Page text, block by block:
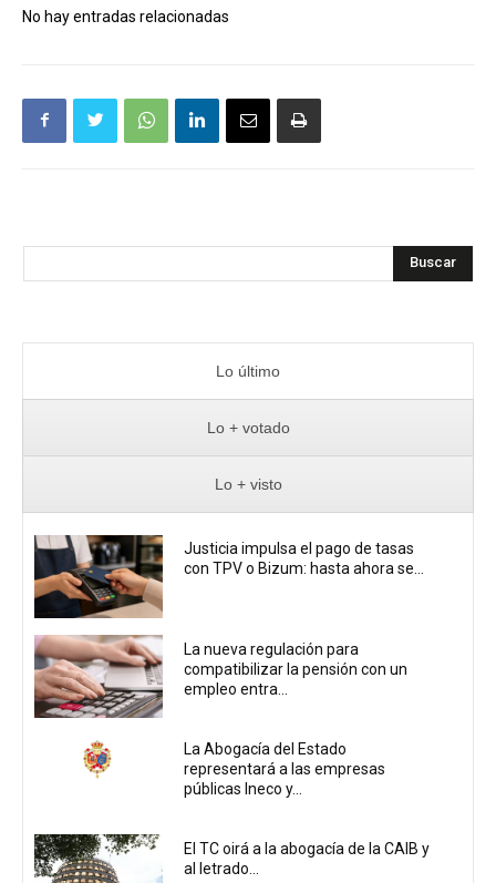
No hay entradas relacionadas
Buscar
Lo último
Lo + votado
Lo + visto
Justicia impulsa el pago de tasas
con TPV o Bizum: hasta ahora se...
La nueva regulación para
compatibilizar la pensión con un
empleo entra...
La Abogacía del Estado
representará a las empresas
públicas Ineco y...
El TC oirá a la abogacía de la CAIB y
al letrado...